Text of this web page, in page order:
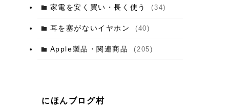
家電を安く買い・長く使う (34)
耳を塞がないイヤホン (40)
Apple製品・関連商品 (205)
にほんブログ村